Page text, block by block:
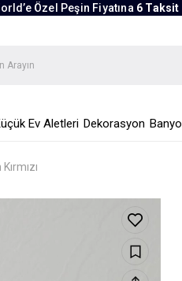
Özel Peşin Fiyatına 6 Taksit
Ev Aletleri Dekorasyon Banyo